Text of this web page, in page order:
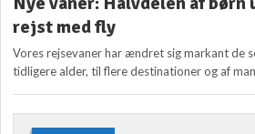
rejst med fly
Vores rejsevaner har ændret sig markant de
tidligere alder, til flere destinationer og af